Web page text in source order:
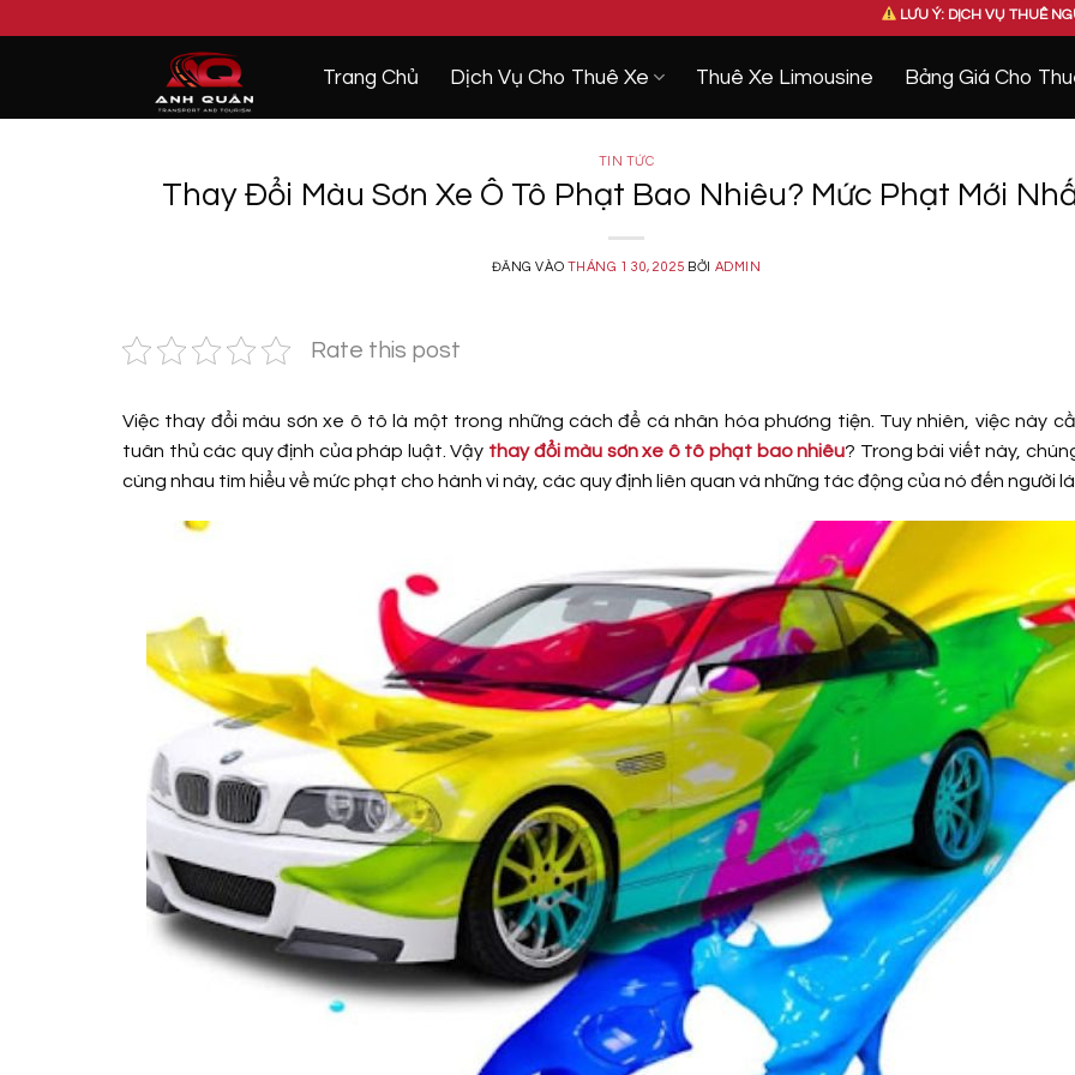
LƯU Ý: DỊCH VỤ THUÊ NGUYÊN XE DCAR
Trang Chủ Dịch Vụ Cho Thuê Xe Thuê Xe Limousine Bảng Giá Cho
TIN TỨC
Thay Đổi Màu Sơn Xe Ô Tô Phạt Bao Nhiêu? Mức Phạt Mới
ĐĂNG VÀO THÁNG 1 30, 2025 BỞI ADMIN
Rate this post
Việc thay đổi màu sơn xe ô tô là một trong những cách để cá nhân hóa phương tiện. Tuy nhiên, việc này
tuân thủ các quy định của pháp luật. Vậy thay đổi màu sơn xe ô tô phạt bao nhiêu? Trong bài viết này,
cùng nhau tìm hiểu về mức phạt cho hành vi này, các quy định liên quan và những tác động của nó đến người